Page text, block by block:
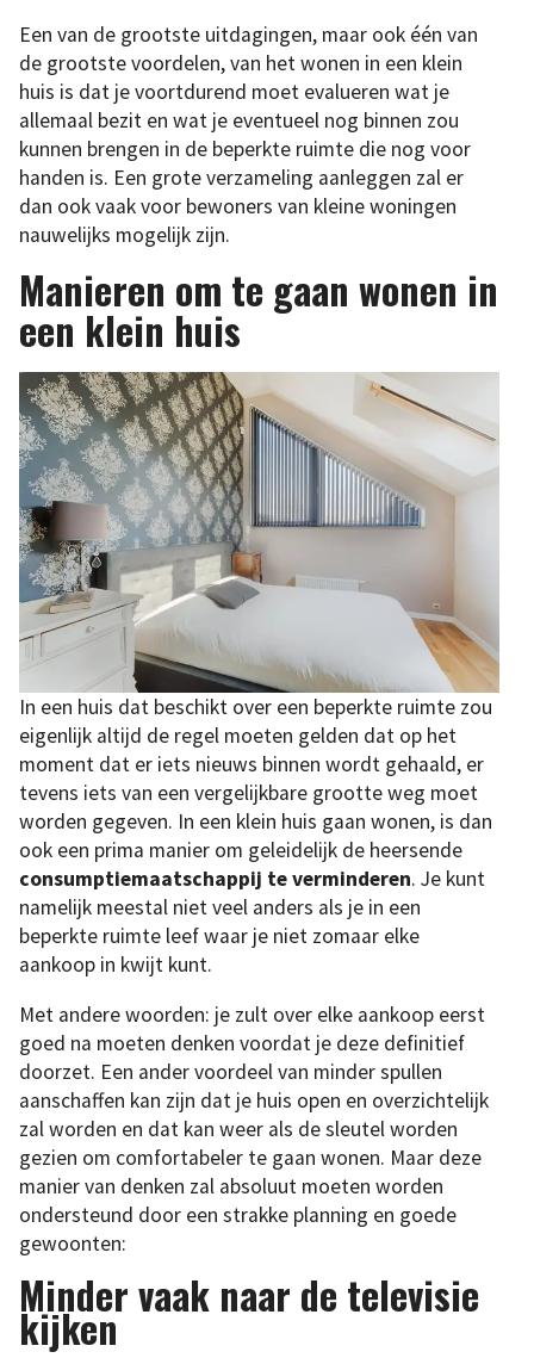
Een van de grootste uitdagingen, maar ook één van
de grootste voordelen, van het wonen in een klein
huis is dat je voortdurend moet evalueren wat je
allemaal bezit en wat je eventueel nog binnen zou
kunnen brengen in de beperkte ruimte die nog voor
handen is. Een grote verzameling aanleggen zal er
dan ook vaak voor bewoners van kleine woningen
nauwelijks mogelijk zijn.
Manieren om te gaan wonen in
een klein huis
In een huis dat beschikt over een beperkte ruimte zou
eigenlijk altijd de regel moeten gelden dat op het
moment dat er iets nieuws binnen wordt gehaald, er
tevens iets van een vergelijkbare grootte weg moet
worden gegeven. In een klein huis gaan wonen, is dan
ook een prima manier om geleidelijk de heersende
consumptiemaatschappij te verminderen. Je kunt
namelijk meestal niet veel anders als je in een
beperkte ruimte leef waar je niet zomaar elke
aankoop in kwijt kunt.
Met andere woorden: je zult over elke aankoop eerst
goed na moeten denken voordat je deze definitief
doorzet. Een ander voordeel van minder spullen
aanschaffen kan zijn dat je huis open en overzichtelijk
zal worden en dat kan weer als de sleutel worden
gezien om comfortabeler te gaan wonen. Maar deze
manier van denken zal absoluut moeten worden
ondersteund door een strakke planning en goede
gewoonten:
Minder vaak naar de televisie
kijken